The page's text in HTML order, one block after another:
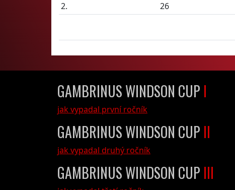
2.
26
GAMBRINUS WINDSON CUP I
jak vypadal první ročník
GAMBRINUS WINDSON CUP II
jak vypadal druhý ročník
GAMBRINUS WINDSON CUP III